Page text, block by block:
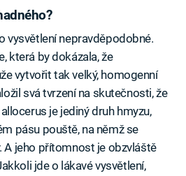
vysvětlení nepravděpodobné.
která by dokázala, že
vytvořit tak velký, homogenní
svá tvrzení na skutečnosti, že
je jediný druh hmyzu,
pásu pouště, na němž se
A jeho přítomnost je obzvláště
jde o lákavé vysvětlení,